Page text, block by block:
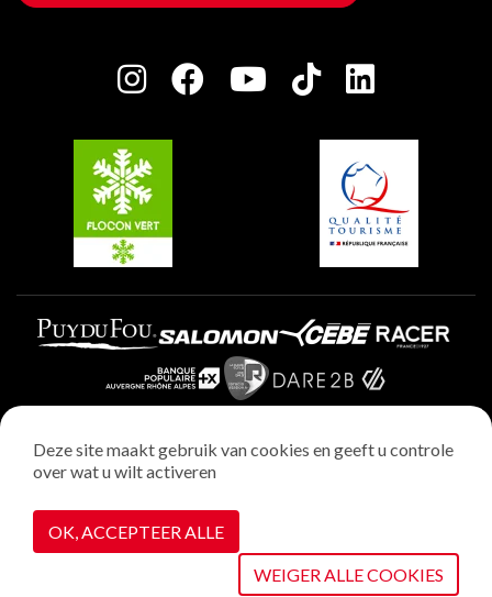
Huis van de eigenaar
Charter van toegewijde spelers
Plagne Villages
Plagne Aime 2000
Wettelijke vermeldingen
Privacybeleid
Realisatie : StudioJuillet
Cookiebeheer
Deze site maakt gebruik van cookies en geeft u controle
over wat u wilt activeren
OK, ACCEPTEER ALLE
WEIGER ALLE COOKIES